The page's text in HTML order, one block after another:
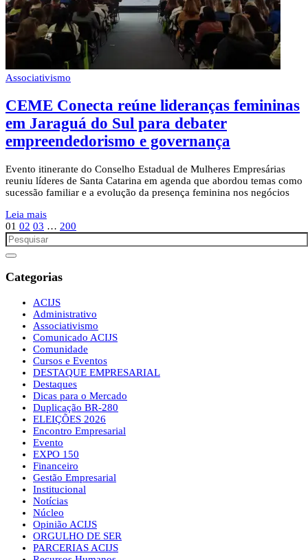
Associativismo
CEME Conecta reúne lideranças femininas
em Jaraguá do Sul para debater
empreendedorismo e governança
Evento itinerante do Conselho Estadual de Mulheres Empresárias
reuniu líderes de Santa Catarina em agenda que abordou temas como
sucessão familiar e a evolução da presença feminina nos negócios
Leia mais
01 02 03 … 200
Categorias
ACIJS
Administrativo
Associativismo
Comunicado ACIJS
Comunidade
Cursos e Eventos
DESTAQUE EMPRESARIAL
Destaques
Dicas para o Mercado
Duplicação BR-280
ELEIÇÕES 2026
Encontro Empresarial
Evento
EXPO 150
Financeiro
Gestão Empresarial
Institucional
Notícias
Núcleo
Opinião ACIJS
ORGULHO DE SER
PARCERIAS ACIJS